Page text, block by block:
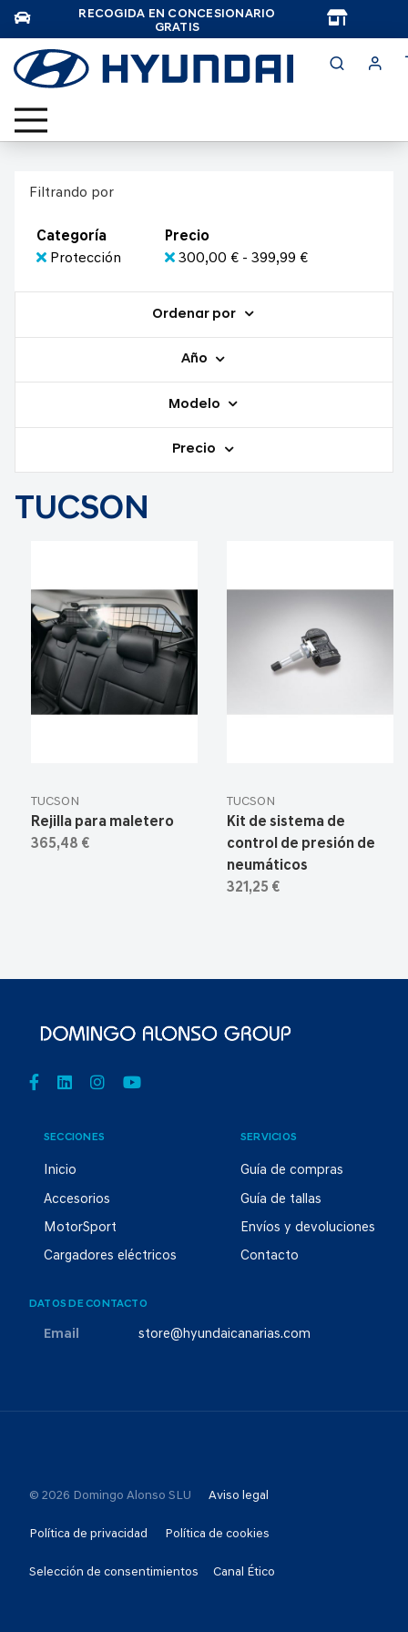
RECOGIDA EN CONCESIONARIO
GRATIS
Filtrando por
Categoría
Protección
Precio
300,00 € - 399,99 €
Ordenar por
Año
Modelo
Precio
TUCSON
TUCSON
Rejilla para maletero
365,48 €
TUCSON
Kit de sistema de
control de presión de
neumáticos
321,25 €
SECCIONES
Inicio
Accesorios
MotorSport
Cargadores eléctricos
SERVICIOS
Guía de compras
Guía de tallas
Envíos y devoluciones
Contacto
DATOS DE CONTACTO
Email store@hyundaicanarias.com
© 2026 Domingo Alonso SLU Aviso legal
Política de privacidad Política de cookies
Selección de consentimientos Canal Ético